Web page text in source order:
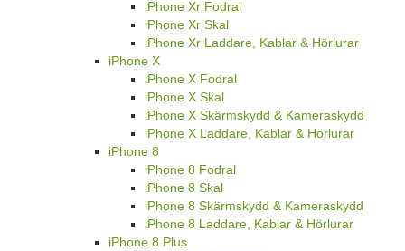
iPhone Xr Fodral
iPhone Xr Skal
iPhone Xr Laddare, Kablar & Hörlurar
iPhone X
iPhone X Fodral
iPhone X Skal
iPhone X Skärmskydd & Kameraskydd
iPhone X Laddare, Kablar & Hörlurar
iPhone 8
iPhone 8 Fodral
iPhone 8 Skal
iPhone 8 Skärmskydd & Kameraskydd
iPhone 8 Laddare, Kablar & Hörlurar
iPhone 8 Plus